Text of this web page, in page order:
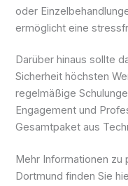
oder
ermöglicht eine
Darüber hinaus sollte
Sicherheit höchsten
regelmäßige
Engagement und
Gesamtpaket aus
Mehr Informationen
Dortmund finden Sie